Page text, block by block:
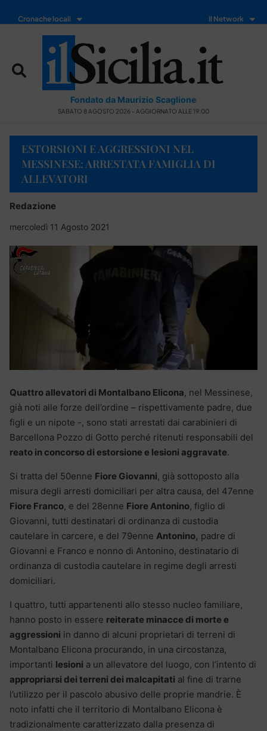
Cronache locali Il Network
Fondato da Maurizio Scaglione
SABATO 8 AGOSTO 2026 - AGGIORNATO ALLE 19:00
ESTORSIONI E AGGRESSIONI NEL
MESSINESE: ARRESTATA FAMIGLIA DI
ALLEVATORI
Redazione
mercoledì 11 Agosto 2021
Quattro allevatori di Montalbano Elicona, nel Messinese,
già noti alle forze dell’ordine – rispettivamente padre, due
figli e un nipote -, sono stati arrestati dai carabinieri di
Barcellona Pozzo di Gotto perché ritenuti responsabili del
reato in concorso di estorsione e lesioni aggravate.
Si tratta del 50enne Fiore Giovanni, già sottoposto alla
misura degli arresti domiciliari per altra causa, del 47enne
Fiore Franco, e del 28enne Fiore Antonino, figlio di
Giovanni, tutti destinatari di ordinanza di custodia
cautelare in carcere, e del 79enne Antonino, padre di
Giovanni e Franco e nonno di Antonino, destinatario di
ordinanza di custodia cautelare in regime degli arresti
domiciliari.
I quattro, tutti appartenenti allo stesso nucleo familiare,
hanno posto in essere reiterate minacce di morte e
aggressioni in danno di alcuni proprietari di terreni di
Montalbano Elicona procurando, in una circostanza,
importanti lesioni a un allevatore del luogo, con l’intento di
appropriarsi dei terreni dei malcapitati al fine di trarne
l’utilizzo per il pascolo abusivo delle proprie mandrie. È
noto infatti che il territorio di Montalbano Elicona è
tradizionalmente caratterizzato dalla presenza di